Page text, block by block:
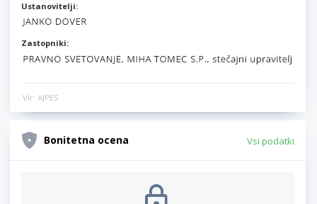
Ustanovitelji:
Zastopniki:
Vir: AJPES
Bonitetna ocena Vsi podatki